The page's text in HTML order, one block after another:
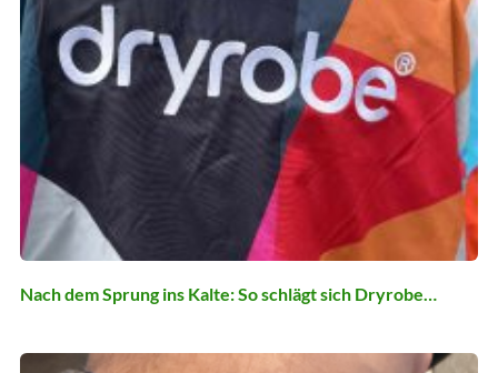
Nach dem Sprung ins Kalte: So schlägt sich Dryrobe…